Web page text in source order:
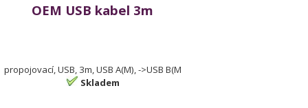
OEM USB kabel 3m
propojovací, USB, 3m, USB A(M), ->USB B(M
Skladem